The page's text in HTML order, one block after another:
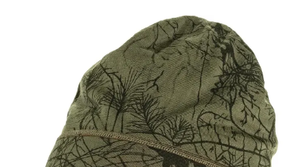
499,00 kr..
er:
399,00 kr..